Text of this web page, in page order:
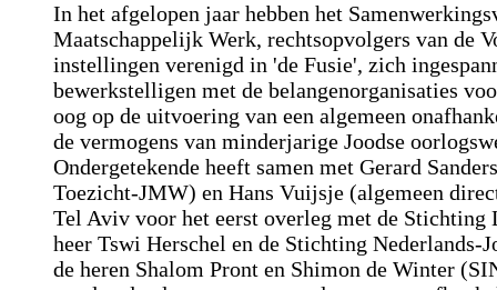
In het afgelopen jaar hebben het
Maatschappelijk Werk, rechtsopvolgers van de
instellingen verenigd in 'de Fusie', zich
bewerkstelligen met de belangenorganisaties
oog op de uitvoering van een algemeen
de vermogens van minderjarige Joodse
Ondergetekende heeft samen met Gerard
Toezicht-JMW) en Hans Vuijsje (algemeen
Tel Aviv voor het eerst overleg met de Stichting
heer Tswi Herschel en de Stichting Nederlands-
de heren Shalom Pront en Shimon de Winter